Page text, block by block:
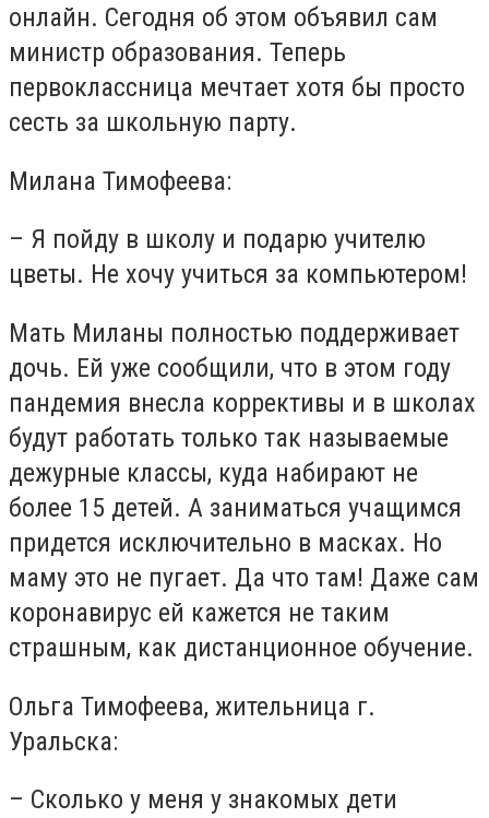
онлайн. Сегодня об этом объявил сам
министр образования. Теперь
первоклассница мечтает хотя бы просто
сесть за школьную парту.
Милана Тимофеева:
– Я пойду в школу и подарю учителю
цветы. Не хочу учиться за компьютером!
Мать Миланы полностью поддерживает
дочь. Ей уже сообщили, что в этом году
пандемия внесла коррективы и в школах
будут работать только так называемые
дежурные классы, куда набирают не
более 15 детей. А заниматься учащимся
придется исключительно в масках. Но
маму это не пугает. Да что там! Даже сам
коронавирус ей кажется не таким
страшным, как дистанционное обучение.
Ольга Тимофеева, жительница г.
Уральска:
– Сколько у меня у знакомых дети